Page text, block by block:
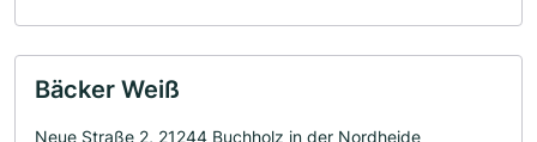
Bäcker Weiß
Neue Straße 2, 21244 Buchholz in der Nordheide